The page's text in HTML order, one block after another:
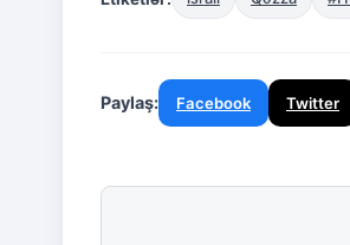
Paylaş: Facebook Twitter